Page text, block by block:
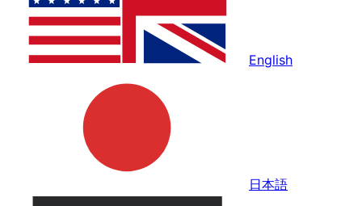
English
日本語